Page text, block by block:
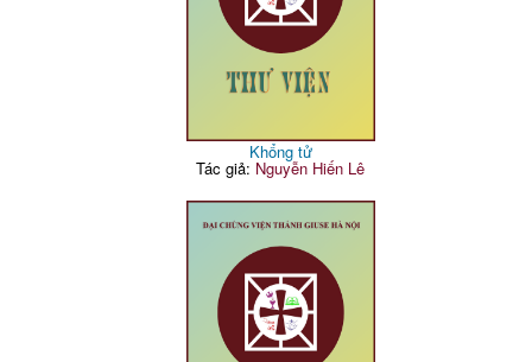
Khổng tử
Tác giả: Nguyễn Hiến Lê